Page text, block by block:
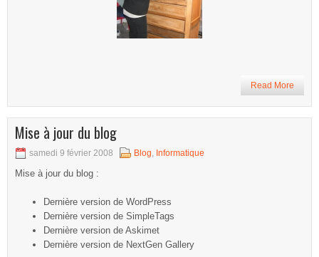
Read More
Mise à jour du blog
samedi 9 février 2008 Blog, Informatique
Mise à jour du blog :
Dernière version de WordPress
Dernière version de SimpleTags
Dernière version de Askimet
Dernière version de NextGen Gallery